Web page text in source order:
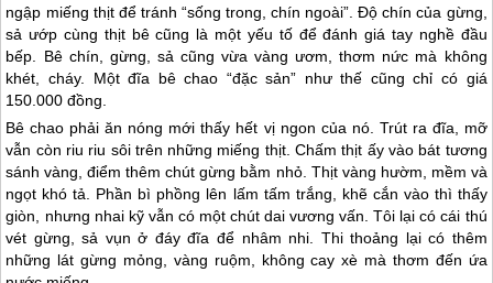
ngập miếng thịt để tránh “sống trong, chín ngoài”. Độ chín của gừng,
sả ướp cùng thịt bê cũng là một yếu tố để đánh giá tay nghề đầu
bếp. Bê chín, gừng, sả cũng vừa vàng ươm, thơm nức mà không
khét, cháy. Một đĩa bê chao “đặc sản” như thế cũng chỉ có giá
150.000 đồng.
Bê chao phải ăn nóng mới thấy hết vị ngon của nó. Trút ra đĩa, mỡ
vẫn còn riu riu sôi trên những miếng thịt. Chấm thịt ấy vào bát tương
sánh vàng, điểm thêm chút gừng bằm nhỏ. Thịt vàng hườm, mềm và
ngọt khó tả. Phần bì phồng lên lấm tấm trắng, khẽ cắn vào thì thấy
giòn, nhưng nhai kỹ vẫn có một chút dai vương vấn. Tôi lại có cái thú
vét gừng, sả vụn ở đáy đĩa để nhâm nhi. Thi thoảng lại có thêm
những lát gừng mỏng, vàng ruộm, không cay xè mà thơm đến ứa